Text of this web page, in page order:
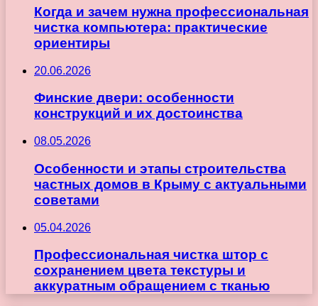
Когда и зачем нужна профессиональная
чистка компьютера: практические
ориентиры
20.06.2026
Финские двери: особенности
конструкций и их достоинства
08.05.2026
Особенности и этапы строительства
частных домов в Крыму с актуальными
советами
05.04.2026
Профессиональная чистка штор с
сохранением цвета текстуры и
аккуратным обращением с тканью